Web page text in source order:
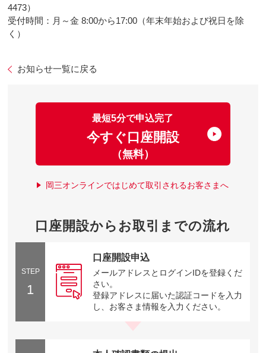
4473）
受付時間：月～金 8:00から17:00（年末年始および祝日を除
く）
お知らせ一覧に戻る
最短5分で申込完了
今すぐ口座開設
（無料）
岡三オンラインではじめて取引されるお客さまへ
口座開設からお取引までの流れ
STEP
1
口座開設申込
メールアドレスとログインIDを登録くだ
さい。
登録アドレスに届いた認証コードを入力
し、お客さま情報を入力ください。